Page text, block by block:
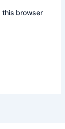
this browser